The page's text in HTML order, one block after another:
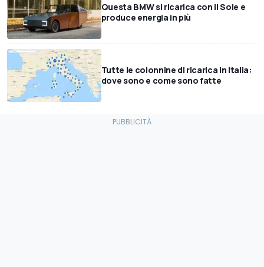
Questa BMW si ricarica con il Sole e
produce energia in più
Tutte le colonnine di ricarica in Italia:
dove sono e come sono fatte